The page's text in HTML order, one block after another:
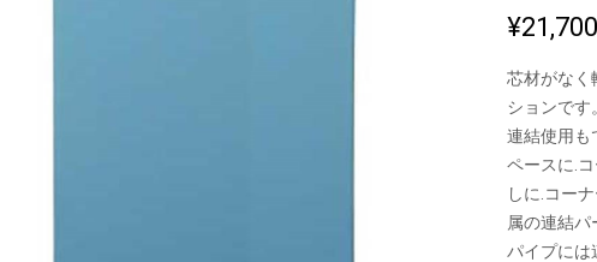
¥21,700
芯材がなく
ションです
連結使用も
ペースに.
しに.コー
属の連結
パイプには